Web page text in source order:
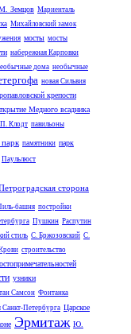
Земцов Мариенталь
Михайловский замок
мосты мосты
набережная Карповки
дома необычные
новая Сильвия
крепости
Медного всадника
П. Клодт павильоны
памятники парк
Паульлюст
сторона
башня постройки
Пушкин Распутин
стиль С. Бржозовский С.
строительство
узники
Самсон Фонтанка
Петербурга Царское
Эрмитаж Ю.